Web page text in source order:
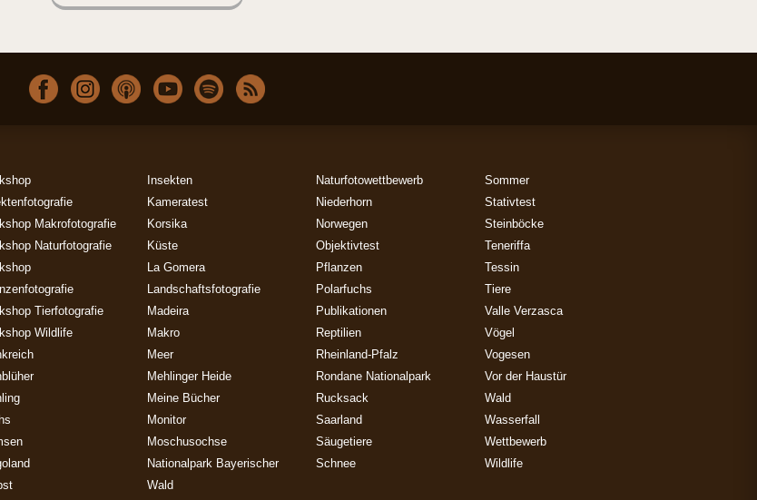
Makrofotografie
Naturfotografie
Tierfotografie
Wildlife
Insekten
Kameratest
Korsika
Küste
La Gomera
Landschaftsfotografie
Madeira
Makro
Meer
Mehlinger Heide
Meine Bücher
Monitor
Moschusochse
Nationalpark Bayerischer
Wald
Naturfotowettbewerb
Niederhorn
Norwegen
Objektivtest
Pflanzen
Polarfuchs
Publikationen
Reptilien
Rheinland-Pfalz
Rondane Nationalpark
Rucksack
Saarland
Säugetiere
Schnee
Sommer
Stativtest
Steinböcke
Teneriffa
Tessin
Tiere
Valle Verzasca
Vögel
Vogesen
Vor der Haustür
Wald
Wasserfall
Wettbewerb
Wildlife